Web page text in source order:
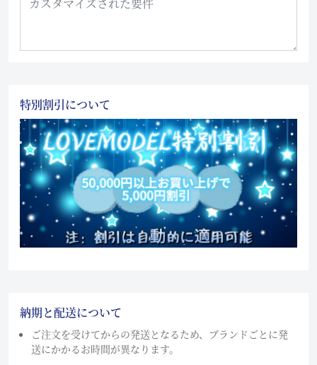
特別割引について
納期と配送について
ご注文を受けてからの発送となるため、ブランドごとに発
送にかかるお時間が異なります。